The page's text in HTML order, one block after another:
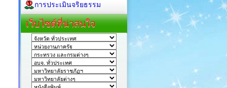
การประเมินจริยธรรม
เว็บไซต์ที่น่าสนใจ